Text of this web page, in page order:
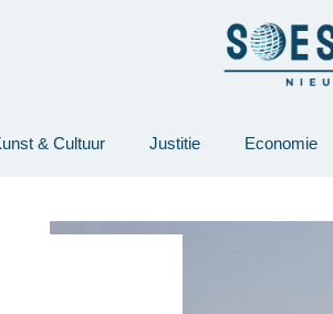
& Cultuur Justitie Economie